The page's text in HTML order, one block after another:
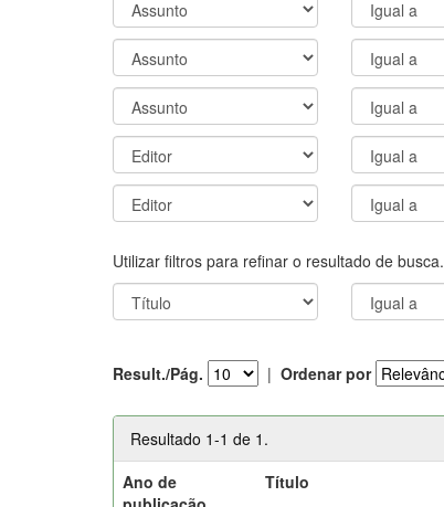
Utilizar filtros para refinar o resultado de busca.
Result./Pág. | Ordenar por
Resultado 1-1 de 1.
Ano de
Título